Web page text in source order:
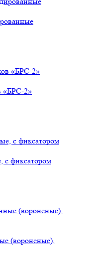
«БРС-2»
с фиксатором
(вороненые),